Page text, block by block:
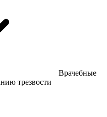
Врачебные
трезвости